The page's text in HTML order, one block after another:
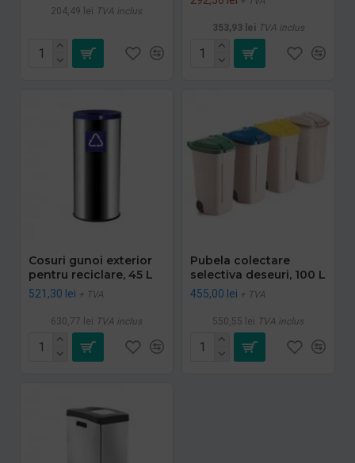
204,49 lei TVA inclus
353,93 lei TVA inclus
Cosuri gunoi exterior
pentru reciclare, 45 L
521,30 lei + TVA
630,77 lei TVA inclus
Pubela colectare
selectiva deseuri, 100 L
455,00 lei + TVA
550,55 lei TVA inclus